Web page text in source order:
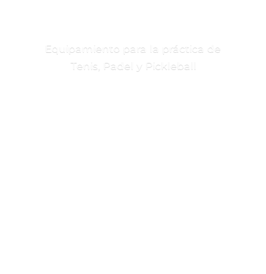
Equipamiento para la práctica de
Tenis, Padel
y Pickleball